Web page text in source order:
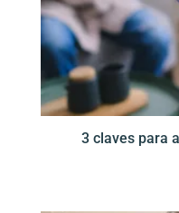
3 claves para